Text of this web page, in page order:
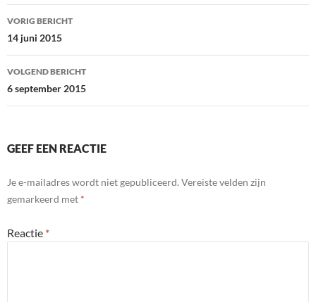
Bericht
navigatie
VORIG BERICHT
14 juni 2015
VOLGEND BERICHT
6 september 2015
GEEF EEN REACTIE
Je e-mailadres wordt niet gepubliceerd. Vereiste velden zijn
gemarkeerd met *
Reactie *